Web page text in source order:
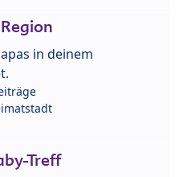
in deinem
Treff